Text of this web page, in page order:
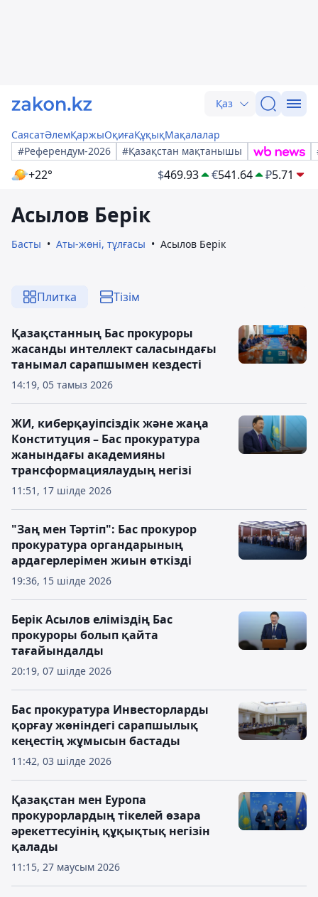
Қаз
СаясатӘлемҚаржыОқиғаҚұқықМақалалар
#Референдум-2026
#Қазақстан мақтанышы
+22° $469.93 €541.64 ₽5.71
Асылов Берік
Басты Аты-жөні, тұлғасы Асылов Берік
Плитка Тізім
14:19, 05 тамыз 2026
Қазақстанның Бас прокуроры
жасанды интеллект саласындағы
танымал сарапшымен кездесті
11:51, 17 шілде 2026
ЖИ, киберқауіпсіздік және жаңа
Конституция – Бас прокуратура
жанындағы академияны
трансформациялаудың негізі
19:36, 15 шілде 2026
"Заң мен Тәртіп": Бас прокурор
прокуратура органдарының
ардагерлерімен жиын өткізді
20:19, 07 шілде 2026
Берік Асылов еліміздің Бас
прокуроры болып қайта
тағайындалды
11:42, 03 шілде 2026
Бас прокуратура Инвесторларды
қорғау жөніндегі сарапшылық
кеңестің жұмысын бастады
11:15, 27 маусым 2026
Қазақстан мен Еуропа
прокурорлардың тікелей өзара
әрекеттесуінің құқықтық негізін
қалады